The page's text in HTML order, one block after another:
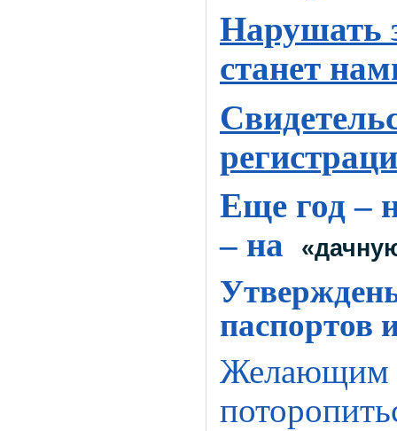
Нарушать
станет
Еще год –
– на
паспортов
Желающим